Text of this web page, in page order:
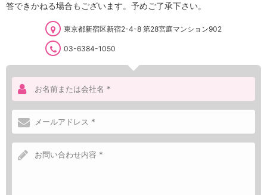
答できかねる場合もございます。予めご了承下さい。
東京都新宿区新宿2-4-8 第28宮庭マンション902
03-6384-1050